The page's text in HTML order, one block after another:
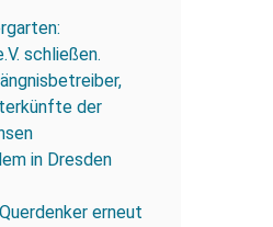
schließen.
der
in Dresden
erneut